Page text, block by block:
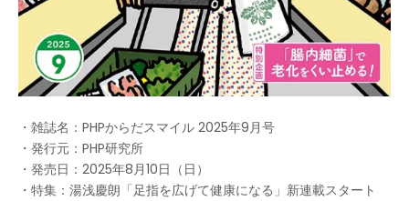
・雑誌名：PHPからだスマイル 2025年9月号
・発行元：PHP研究所
・発売日：2025年8月10日（日）
・特集：湯浅慶朗「足指を広げて健康になる」新連載スタート